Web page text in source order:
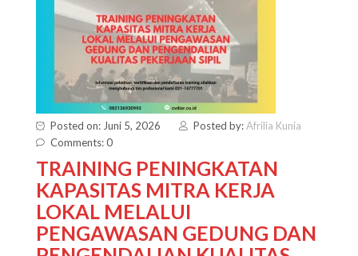
Posted on: Juni 5, 2026 Posted by:Afrilia Kunia
Comments: 0
TRAINING PENINGKATAN
KAPASITAS MITRA KERJA
LOKAL MELALUI
PENGAWASAN GEDUNG DAN